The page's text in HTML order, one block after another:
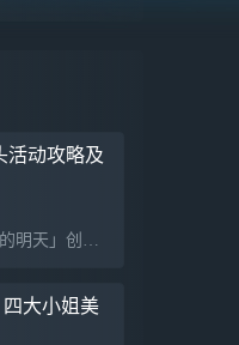
音飘荡……启
跟随轮回之印
一处风物与传
起弓箭、邀
……都是解法
的边际，请带
岛 在专属岛
活动攻略及
无限暖暖2.6版本「潮汐尽头的明天」创作激励计划正在进行中，活动时间为2026年5月28日至6月22日。参与者可提交与新版本相关的影像内容，如游戏摄影和同人二创，凭借优秀作品有机会赢得现金、京东卡及精美周边。投稿形式包括图文、长贴和视频，作品需符合主办方要求。活动最终结果将在结束后40个工作日内公示。
大小姐美